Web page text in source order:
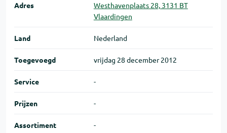
Adres
Westhavenplaats 28, 3131 BT
Vlaardingen
Land Nederland
Toegevoegd vrijdag 28 december 2012
Service -
Prijzen -
Assortiment -